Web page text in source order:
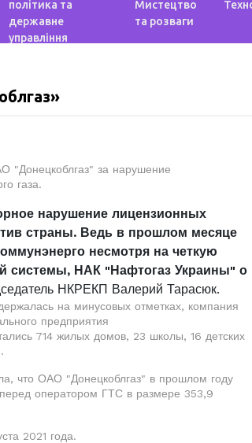
політика та
державне
управління
Мистецтво
та розваги
"Донецкоблгаз" за нарушение
газа.
нарушение лицензионных
страны. Ведь в прошлом месяце
несмотря на четкую
системы, НАК "Нафтогаз Украины" о
НКРЕКП Валерий Тарасюк.
на минусовых отметках, компания
предприятия
714 жилых домов, 23 школы, 16 детских
что ОАО "Донецкоблгаз" в прошлом году
оператором ГТС в размере 353,9
2021 года.